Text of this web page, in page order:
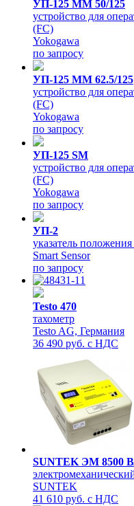
УП-125 MM 50/125
устройство для
(FC)
Yokogawa
по запросу
УП-125 MM 62.5/125
устройство для
(FC)
Yokogawa
по запросу
УП-125 SM
устройство для
(FC)
Yokogawa
по запросу
УП-2
указатель
Smart Sensor
по запросу
Testo 470
тахометр
Testo AG, Германия
36 490 руб. с НДС
SUNTEK ЭМ 8500
SUNTEK
41 610 руб. с НДС